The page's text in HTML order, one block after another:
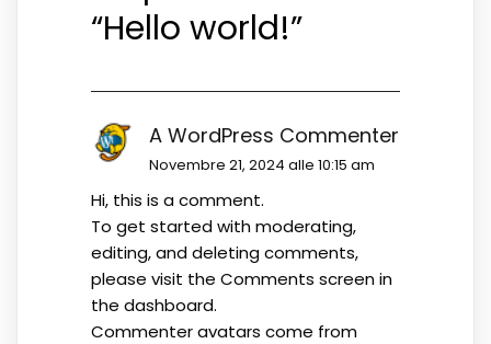
“Hello world!”
A WordPress Commenter
Novembre 21, 2024 alle 10:15 am
Hi, this is a comment.
To get started with moderating,
editing, and deleting comments,
please visit the Comments screen in
the dashboard.
Commenter avatars come from